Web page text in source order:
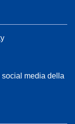
media della